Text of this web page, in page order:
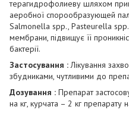
терагидрофолиеву шляхом
аеробної спорообразующей
Salmonella spp., Pasteurella
мембрани, підвищує її
бактерії.
Застосування :Лікування
збудниками, чутливими до
Дозування : Препарат
на кг, курчата – 2 кг препарату